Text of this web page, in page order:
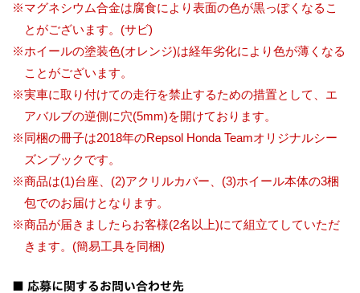
※マグネシウム合金は腐食により表面の色が黒っぽくなるこ
とがございます。(サビ)
※ホイールの塗装色(オレンジ)は経年劣化により色が薄くなる
ことがございます。
※実車に取り付けての走行を禁止するための措置として、エ
アバルブの逆側に穴(5mm)を開けております。
※同梱の冊子は2018年のRepsol Honda Teamオリジナルシー
ズンブックです。
※商品は(1)台座、(2)アクリルカバー、(3)ホイール本体の3梱
包でのお届けとなります。
※商品が届きましたらお客様(2名以上)にて組立てしていただ
きます。(簡易工具を同梱)
■ 応募に関するお問い合わせ先